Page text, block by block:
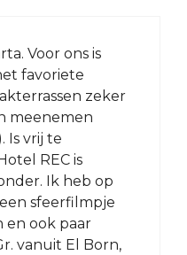
Voor ons is
favoriete
zeker
meenemen
Is vrij te
REC is
Ik heb op
sfeerfilmpje
en ook paar
vanuit El Born,